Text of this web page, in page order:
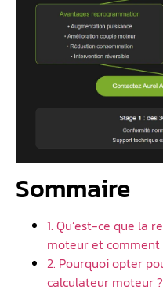
Sommaire
1. Qu’est-ce que la
moteur et comment
2. Pourquoi opter
calculateur moteur ?